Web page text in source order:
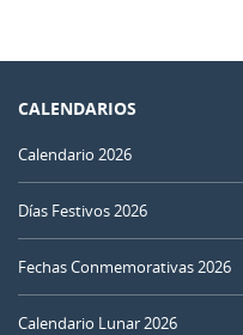
CALENDARIOS
Calendario 2026
Días Festivos 2026
Fechas Conmemorativas 2026
Calendario Lunar 2026